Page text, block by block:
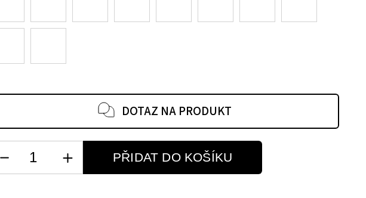
DOTAZ NA PRODUKT
PŘIDAT DO KOŠÍKU